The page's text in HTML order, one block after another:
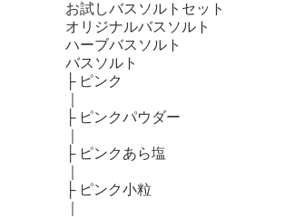
お試しバスソルトセット
オリジナルバスソルト
ハーブバスソルト
バスソルト
├ ピンク
├ ピンクパウダー
├ ピンクあら塩
├ ピンク小粒